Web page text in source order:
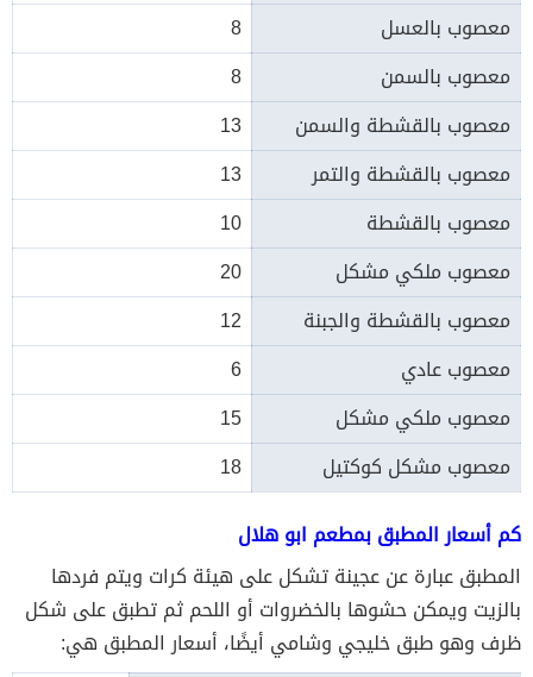
معصوب بالعسل
8
معصوب بالسمن
8
معصوب بالقشطة والسمن
13
معصوب بالقشطة والتمر
13
معصوب بالقشطة
10
معصوب ملكي مشكل
20
معصوب بالقشطة والجبنة
12
معصوب عادي
6
معصوب ملكي مشكل
15
معصوب مشكل كوكتيل
18
كم أسعار المطبق بمطعم ابو هلال
المطبق عبارة عن عجينة تشكل على هيئة كرات ويتم فردها
بالزيت ويمكن حشوها بالخضروات أو اللحم ثم تطبق على شكل
ظرف وهو طبق خليجي وشامي أيضًا، أسعار المطبق هي: